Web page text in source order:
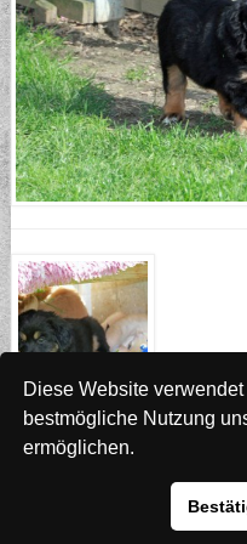
© 2026 Australian
Diese Website
bestmögliche Nutzung
ermöglichen.